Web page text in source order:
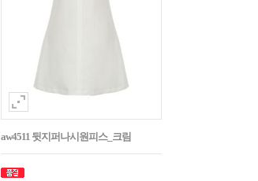
aw4511 뒷지퍼나시원피스_크림